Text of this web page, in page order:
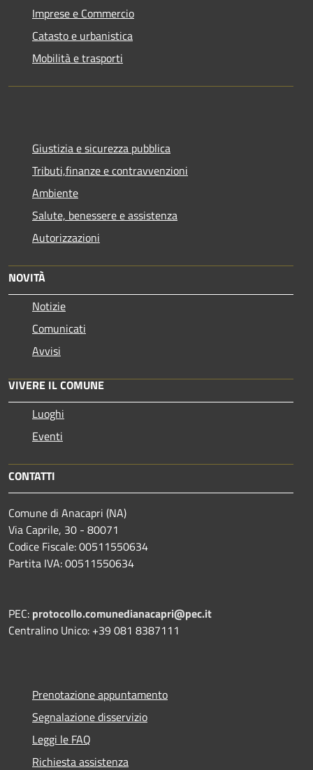
Imprese e Commercio
Catasto e urbanistica
Mobilità e trasporti
Giustizia e sicurezza pubblica
Tributi,finanze e contravvenzioni
Ambiente
Salute, benessere e assistenza
Autorizzazioni
NOVITÀ
Notizie
Comunicati
Avvisi
VIVERE IL COMUNE
Luoghi
Eventi
CONTATTI
Comune di Anacapri (NA)
Via Caprile, 30 - 80071
Codice Fiscale: 00511550634
Partita IVA: 00511550634
PEC: protocollo.comunedianacapri@pec.it
Centralino Unico: +39 081 8387111
Prenotazione appuntamento
Segnalazione disservizio
Leggi le FAQ
Richiesta assistenza